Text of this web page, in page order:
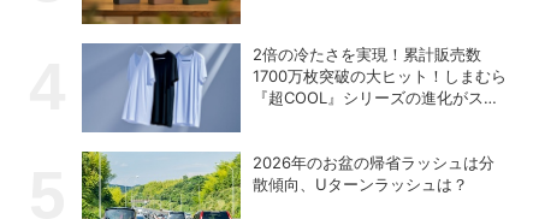
2倍の冷たさを実現！累計販売数
1700万枚突破の大ヒット！しまむら
『超COOL』シリーズの進化がスゴ
2026年のお盆の帰省ラッシュは分
散傾向、Uターンラッシュは？